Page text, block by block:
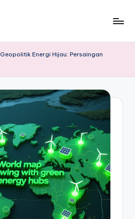
Geopolitik Energi Hijau: Persaingan